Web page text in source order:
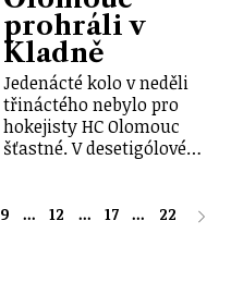
prohráli v
Kladně
Jedenácté kolo v neděli
třináctého nebylo pro
hokejisty HC Olomouc
šťastné. V desetigólové…
9 ... 12 ... 17 ... 22